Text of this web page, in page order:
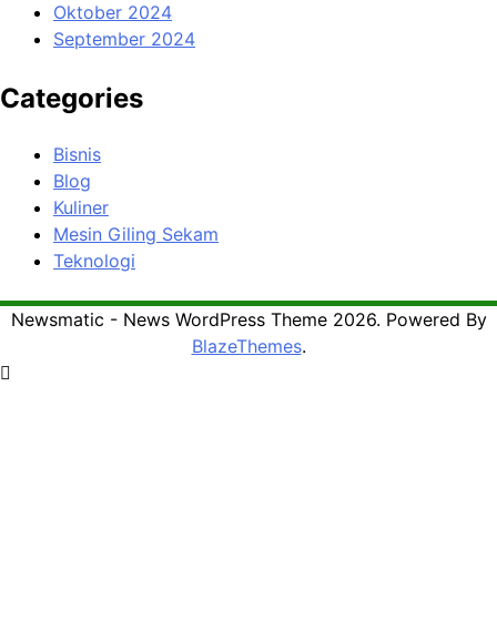
Oktober 2024
September 2024
Categories
Bisnis
Blog
Kuliner
Mesin Giling Sekam
Teknologi
Newsmatic - News WordPress Theme 2026. Powered By
BlazeThemes.